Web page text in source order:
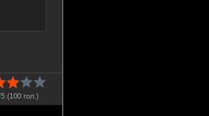
(100гол.)